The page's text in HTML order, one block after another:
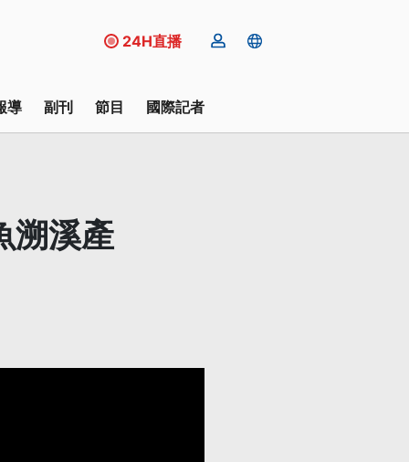
24H直播
導 副刊 節目 國際記者
溯溪產